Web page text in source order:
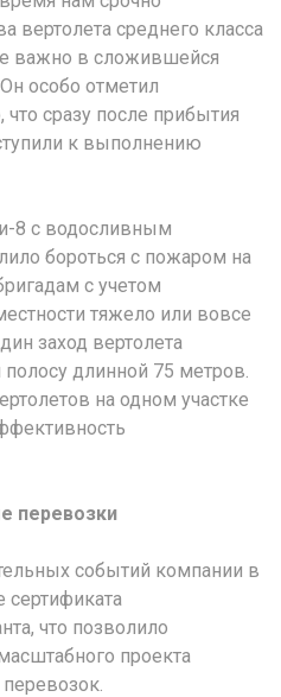
вертолета среднего класса
важно в сложившейся
особо отметил
что сразу после прибытия
к выполнению
8 с водосливным
бороться с пожаром на
с учетом
тяжело или вовсе
заход вертолета
длинной 75 метров.
на одном участке
перевозки
событий компании в
сертификата
что позволило
проекта